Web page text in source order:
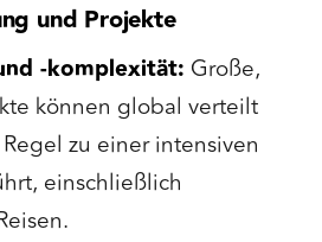
und Projekte
-komplexität: Große,
können global verteilt
zu einer intensiven
einschließlich